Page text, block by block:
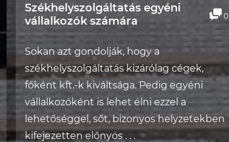
Székhelyszolgáltatás egyéni
vállalkozók számára
0
Sokan azt gondolják, hogy a
székhelyszolgáltatás kizárólag cégek,
főként kft.-k kiváltsága. Pedig egyéni
vállalkozóként is lehet élni ezzel a
lehetőséggel, sőt, bizonyos helyzetekben
kifejezetten előnyös . . .